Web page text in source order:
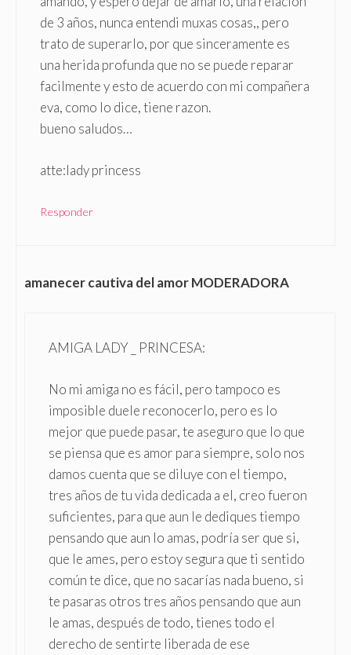
de 3 años, nunca entendi muxas cosas,, pero
trato de superarlo, por que sinceramente es
una herida profunda que no se puede reparar
facilmente y esto de acuerdo con mi compañera
eva, como lo dice, tiene razon.
bueno saludos…
atte:lady princess
Responder
amanecer cautiva del amor MODERADORA
AMIGA LADY _ PRINCESA:
No mi amiga no es fácil, pero tampoco es
imposible duele reconocerlo, pero es lo
mejor que puede pasar, te aseguro que lo que
se piensa que es amor para siempre, solo nos
damos cuenta que se diluye con el tiempo,
tres años de tu vida dedicada a el, creo fueron
suficientes, para que aun le dediques tiempo
pensando que aun lo amas, podría ser que si,
que le ames, pero estoy segura que ti sentido
común te dice, que no sacarías nada bueno, si
te pasaras otros tres años pensando que aun
le amas, después de todo, tienes todo el
derecho de sentirte liberada de ese